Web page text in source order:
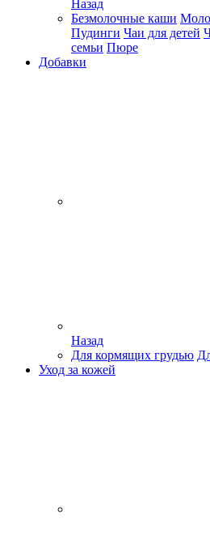
Назад
Безмолочные каши
Пудинги Чаи для детей
семьи Пюре
Добавки
Назад
Для кормящих грудью
Уход за кожей